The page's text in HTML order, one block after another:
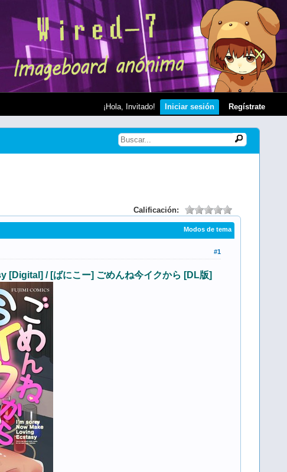
¡Hola, Invitado! Iniciar sesión Regístrate
Calificación:
Modos de tema
#1
/ [ばにこー] ごめんね今イクから [DL版]